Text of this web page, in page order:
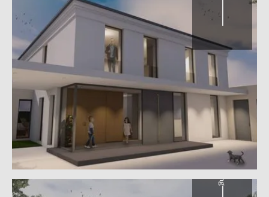
Gartenperspektive – Rendering